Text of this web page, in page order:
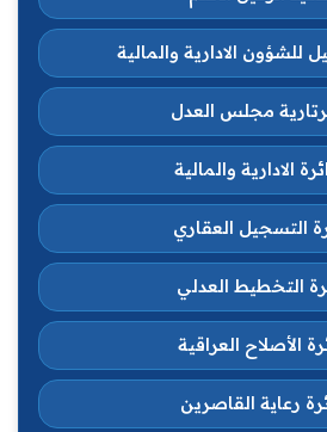
للشؤون الادارية والمالية
مجلس العدل
الادارية والمالية
التسجيل العقاري
التخطيط العدلي
الأصلاح العراقية
رعاية القاصرين